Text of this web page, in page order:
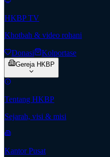
HKBP TV
Khotbah & video rohani
Donasi Kolportase
Gereja HKBP
Tentang HKBP
Sejarah, visi & misi
Kantor Pusat